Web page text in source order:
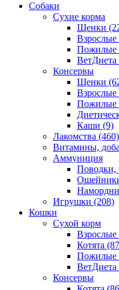
Собаки
Сухие корма
Щенки
Взрослые
Пожилые
ВетДиета
Консервы
Щенки
Взрослые
Пожилые
Каши (9)
Лакомства (460)
Витамины,
Аммуниция
Поводки,
Игрушки (208)
Кошки
Сухой корм
Взрослые
Котята
Пожилые
ВетДиета
Консервы